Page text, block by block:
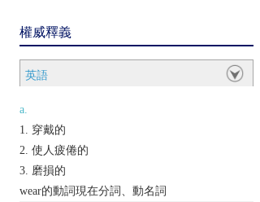
權威釋義
英語
a.
穿戴的
使人疲倦的
磨損的
wear的動詞現在分詞、動名詞